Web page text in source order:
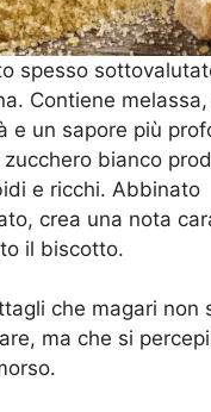
spesso
Contiene melassa,
e un sapore più
bianco
e ricchi. Abbinato
crea una nota
il biscotto.
che magari non
ma che si